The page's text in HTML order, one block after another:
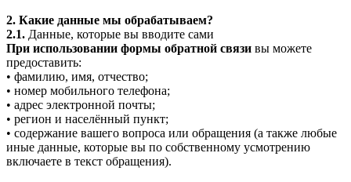
2. Какие данные мы обрабатываем?
2.1. Данные, которые вы вводите сами
При использовании формы обратной связи вы можете
предоставить:
• фамилию, имя, отчество;
• номер мобильного телефона;
• адрес электронной почты;
• регион и населённый пункт;
• содержание вашего вопроса или обращения (а также любые
иные данные, которые вы по собственному усмотрению
включаете в текст обращения).